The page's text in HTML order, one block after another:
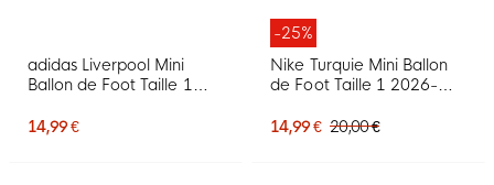
adidas Liverpool Mini
Ballon de Foot Taille 1
Doré
14,99 €
-25%
Nike Turquie Mini Ballon
de Foot Taille 1 2026-
14,99 € 20,00 €